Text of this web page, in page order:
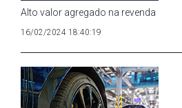
Alto valor agregado na revenda
16/02/2024 18:40:19